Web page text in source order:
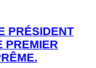
PRÉSIDENT
PREMIER